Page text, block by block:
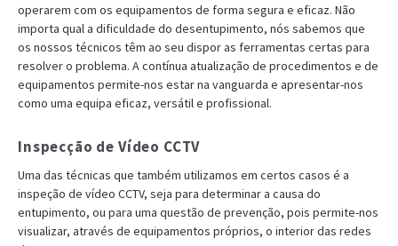
operarem com os equipamentos de forma segura e eficaz. Não
importa qual a dificuldade do desentupimento, nós sabemos que
os nossos técnicos têm ao seu dispor as ferramentas certas para
resolver o problema. A contínua atualização de procedimentos e de
equipamentos permite-nos estar na vanguarda e apresentar-nos
como uma equipa eficaz, versátil e profissional.
Inspecção de Vídeo CCTV
Uma das técnicas que também utilizamos em certos casos é a
inspeção de vídeo CCTV, seja para determinar a causa do
entupimento, ou para uma questão de prevenção, pois permite-nos
visualizar, através de equipamentos próprios, o interior das redes